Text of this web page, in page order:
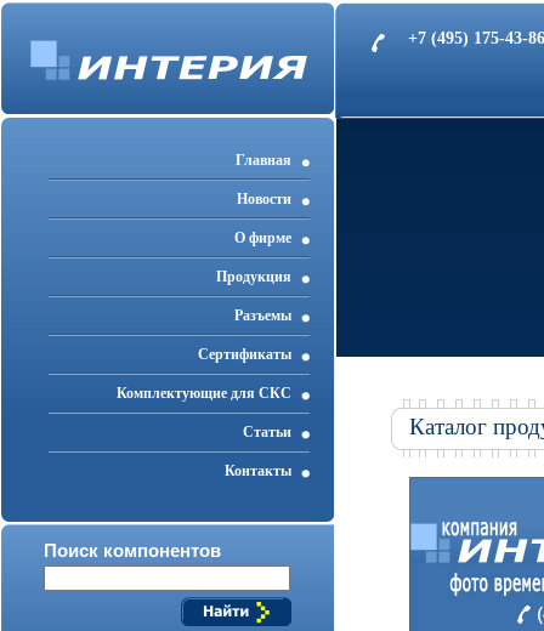
+7 (495) 175-43-
Главная
Новости
О фирме
Продукция
Разъемы
Cертификаты
Комплектующие для СКС
Статьи
Контакты
Поиск компонентов
Каталог